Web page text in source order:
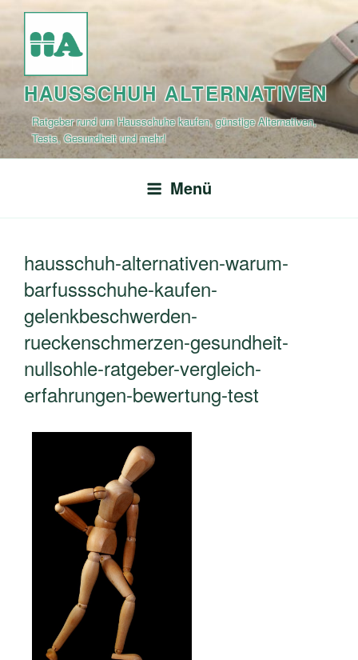
springen
HAUSSCHUH ALTERNATIVEN
Ratgeber rund um Hausschuhe kaufen, günstige Alternativen,
Tests, Gesundheit und mehr!
Menü
hausschuh-alternativen-warum-
barfussschuhe-kaufen-
gelenkbeschwerden-
rueckenschmerzen-gesundheit-
nullsohle-ratgeber-vergleich-
erfahrungen-bewertung-test